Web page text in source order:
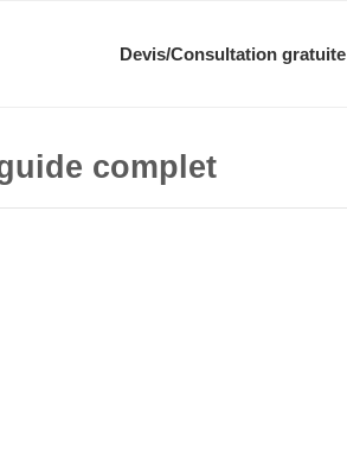
Devis/Consultation gratuite
complet